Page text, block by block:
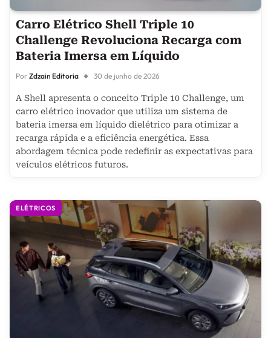
Carro Elétrico Shell Triple 10
Challenge Revoluciona Recarga com
Bateria Imersa em Líquido
Por Zdzain Editoria 30 de junho de 2026
A Shell apresenta o conceito Triple 10 Challenge, um
carro elétrico inovador que utiliza um sistema de
bateria imersa em líquido dielétrico para otimizar a
recarga rápida e a eficiência energética. Essa
abordagem técnica pode redefinir as expectativas para
veículos elétricos futuros.
ELÉTRICOS